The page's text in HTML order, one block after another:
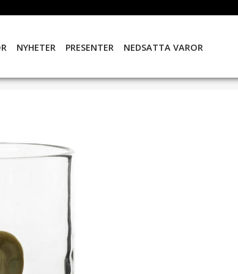
NYHETER PRESENTER NEDSATTA VAROR